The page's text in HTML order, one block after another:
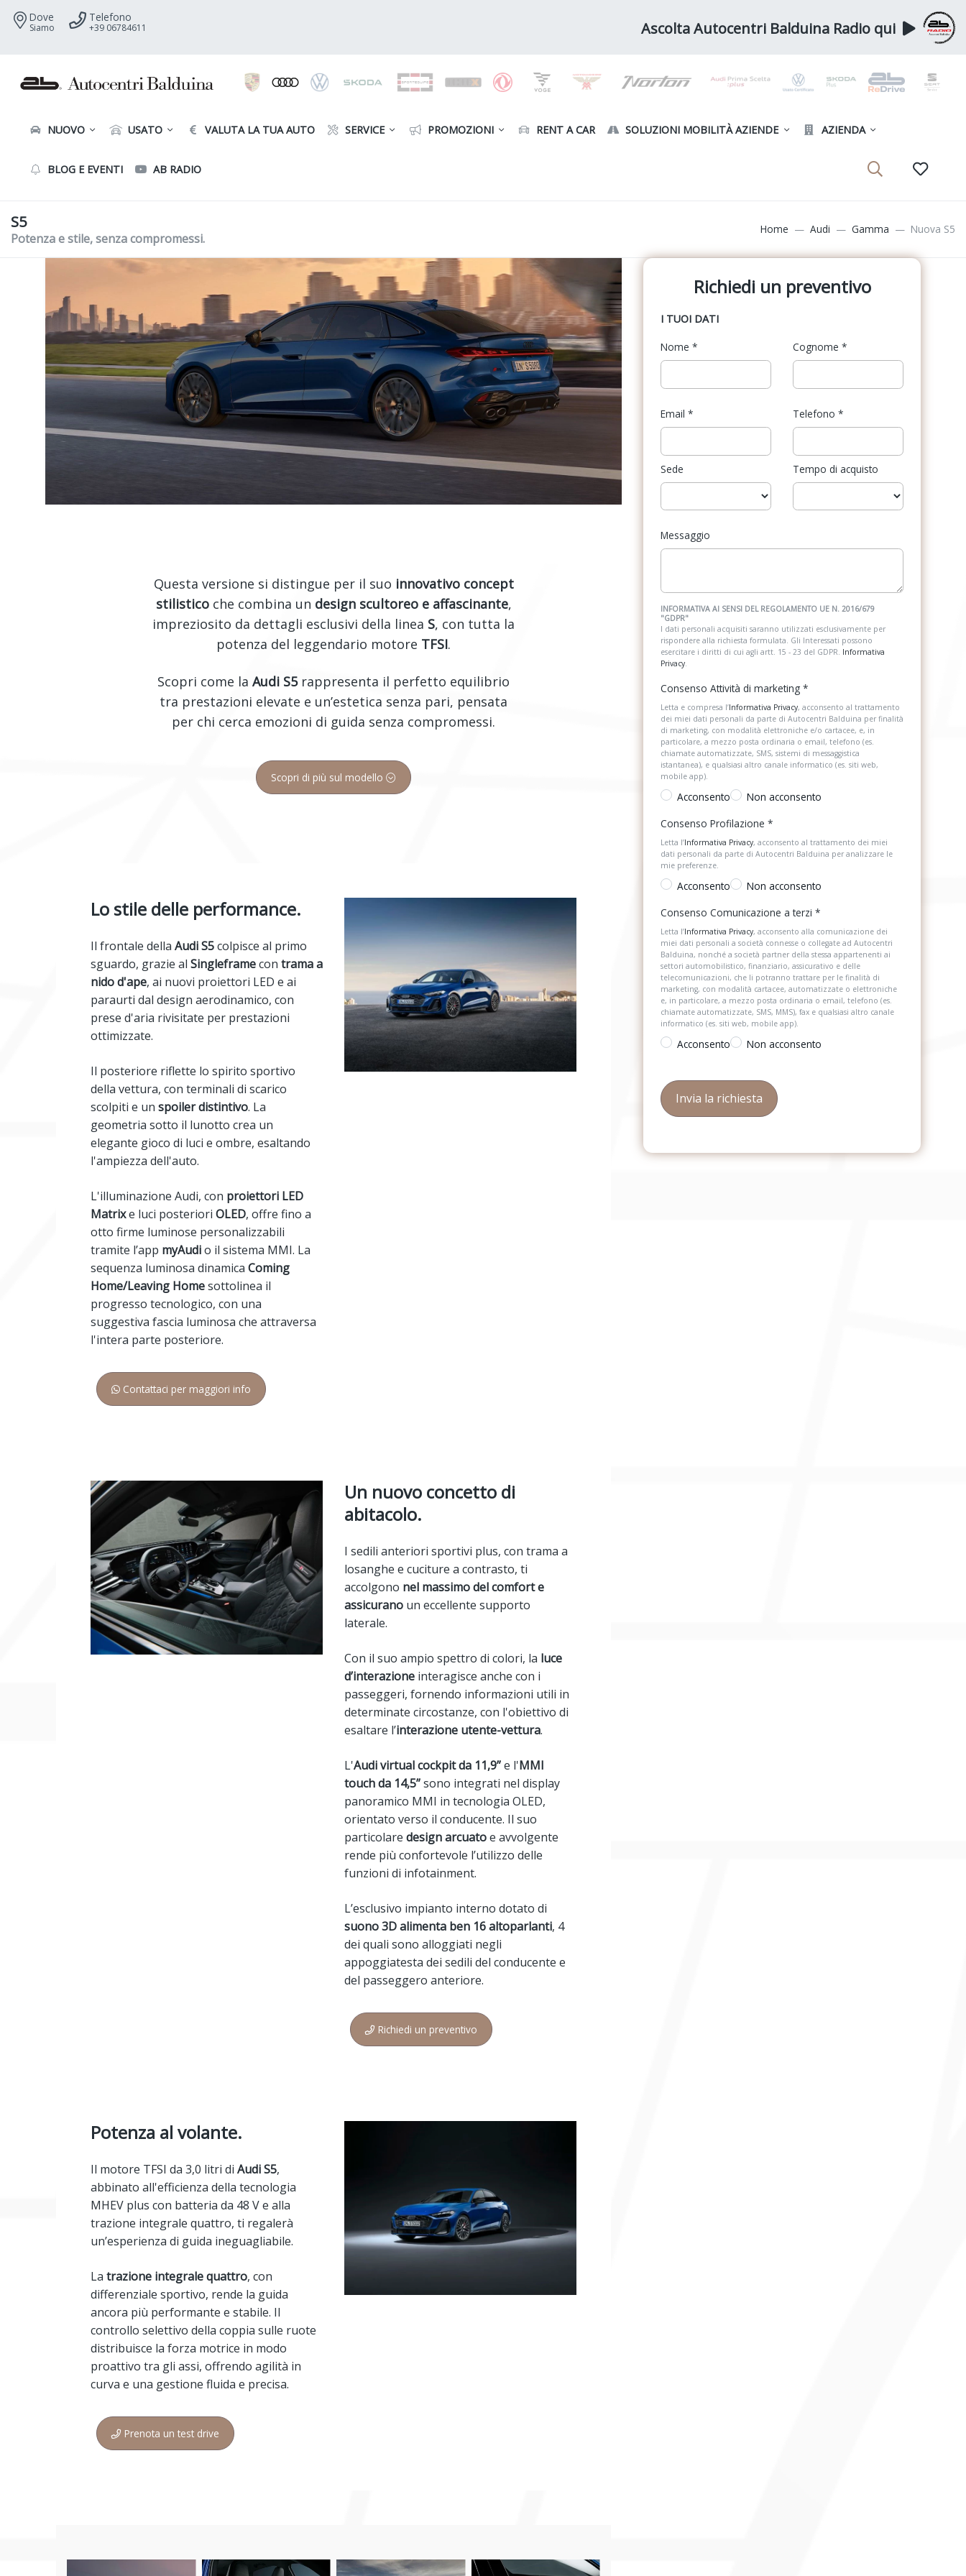
Dove
Siamo
Telefono
+39 06784611 Ascolta Autocentri Balduina Radio qui
NUOVO USATO VALUTA LA TUA AUTO SERVICE PROMOZIONI RENT A CAR SOLUZIONI MOBILITÀ AZIENDE AZIENDA
BLOG E EVENTI AB RADIO
S5
Potenza e stile, senza compromessi.
Home Audi Gamma Nuova S5
Questa versione si distingue per il suo innovativo concept
stilisticoche combina un design scultoreo e affascinante,
impreziosito da dettagli esclusivi della linea S, con tutta la
potenza del leggendario motore TFSI.
Scopri come la Audi S5rappresenta il perfetto equilibrio
tra prestazioni elevate e un’estetica senza pari, pensata
per chi cerca emozioni di guida senza compromessi.
Scopri di più sul modello
Lo stile delle performance.
Il frontale della Audi S5colpisce al primo
sguardo, grazie al Singleframecon trama a
nido d'ape, ai nuovi proiettori LED e ai
paraurti dal design aerodinamico, con
prese d'aria rivisitate per prestazioni
ottimizzate.
Il posteriore riflette lo spirito sportivo
della vettura, con terminali di scarico
scolpiti e un spoiler distintivo. La
geometria sotto il lunotto crea un
elegante gioco di luci e ombre, esaltando
l'ampiezza dell'auto.
L'illuminazione Audi, con proiettori LED
Matrixe luci posteriori OLED, offre fino a
otto firme luminose personalizzabili
tramite l’app myAudio il sistema MMI. La
sequenza luminosa dinamica Coming
Home/Leaving Homesottolinea il
progresso tecnologico, con una
suggestiva fascia luminosa che attraversa
l'intera parte posteriore.
Contattaci per maggiori info
Un nuovo concetto di
abitacolo.
I sedili anteriori sportivi plus, con trama a
losanghe e cuciture a contrasto, ti
accolgono nel massimo del comfort e
assicurano un eccellente supporto
laterale.
Con il suo ampio spettro di colori, la luce
d’interazione interagisce anche con i
passeggeri, fornendo informazioni utili in
determinate circostanze, con l'obiettivo di
esaltare l’interazione utente-vettura.
L'Audi virtual cockpit da 11,9”e l'MMI
touch da 14,5”sono integrati nel display
panoramico MMI in tecnologia OLED,
orientato verso il conducente. Il suo
particolare design arcuatoe avvolgente
rende più confortevole l’utilizzo delle
funzioni di infotainment.
L’esclusivo impianto interno dotato di
suono 3D alimenta ben 16 altoparlanti, 4
dei quali sono alloggiati negli
appoggiatesta dei sedili del conducente e
del passeggero anteriore.
Richiedi un preventivo
Potenza al volante.
Il motore TFSI da 3,0 litri di Audi S5,
abbinato all'efficienza della tecnologia
MHEV plus con batteria da 48 V e alla
trazione integrale quattro, ti regalerà
un’esperienza di guida ineguagliabile.
La trazione integrale quattro, con
differenziale sportivo, rende la guida
ancora più performante e stabile. Il
controllo selettivo della coppia sulle ruote
distribuisce la forza motrice in modo
proattivo tra gli assi, offrendo agilità in
curva e una gestione fluida e precisa.
Prenota un test drive
Richiedi un preventivo
I TUOI DATI
Nome * Cognome *
Email *
Sede
Telefono *
Tempo di acquisto
Messaggio
INFORMATIVA AI SENSI DEL REGOLAMENTO UE N. 2016/679
"GDPR"
I dati personali acquisiti saranno utilizzati esclusivamente per
rispondere alla richiesta formulata. Gli Interessati possono
esercitare i diritti di cui agli artt. 15 - 23 del GDPR. Informativa
Privacy.
Consenso Attività di marketing *
Letta e compresa l’Informativa Privacy, acconsento al trattamento
dei miei dati personali da parte di Autocentri Balduina per finalità
di marketing, con modalità elettroniche e/o cartacee, e, in
particolare, a mezzo posta ordinaria o email, telefono (es.
chiamate automatizzate, SMS, sistemi di messaggistica
istantanea), e qualsiasi altro canale informatico (es. siti web,
mobile app).
Acconsento
Non acconsento
Consenso Profilazione *
Letta l’Informativa Privacy, acconsento al trattamento dei miei
dati personali da parte di Autocentri Balduina per analizzare le
mie preferenze.
Acconsento
Non acconsento
Consenso Comunicazione a terzi *
Letta l’Informativa Privacy, acconsento alla comunicazione dei
miei dati personali a società connesse o collegate ad Autocentri
Balduina, nonché a società partner della stessa appartenenti ai
settori automobilistico, finanziario, assicurativo e delle
telecomunicazioni, che li potranno trattare per le finalità di
marketing, con modalità cartacee, automatizzate o elettroniche
e, in particolare, a mezzo posta ordinaria o email, telefono (es.
chiamate automatizzate, SMS, MMS), fax e qualsiasi altro canale
informatico (es. siti web, mobile app).
Acconsento Non acconsento